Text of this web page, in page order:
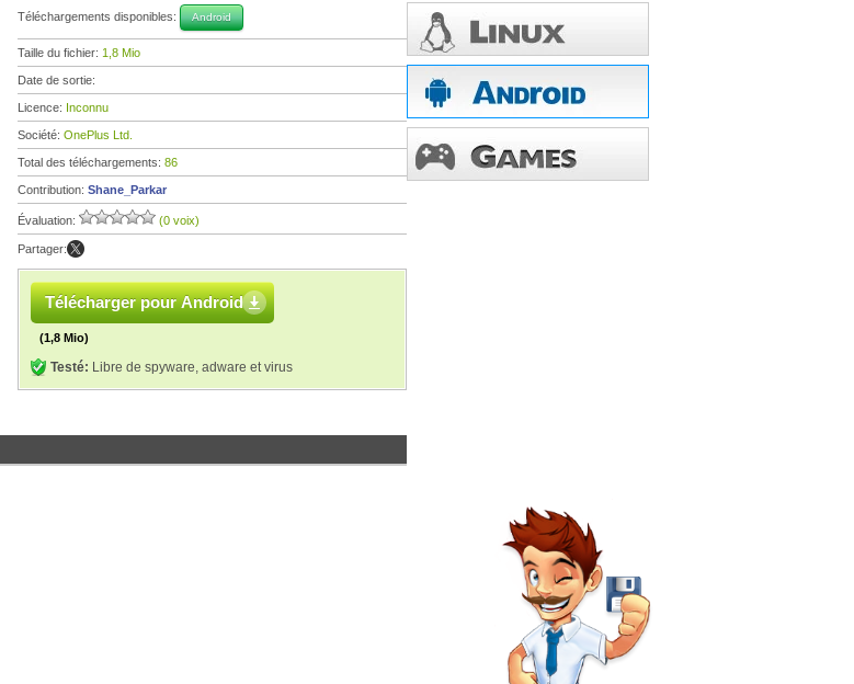
Téléchargements disponibles: Android
Taille du fichier: 1,8 Mio
Date de sortie:
Licence: Inconnu
Société: OnePlus Ltd.
Total des téléchargements: 86
Contribution: Shane_Parkar
Évaluation: (0 voix)
Partager:
Télécharger pour Android
(1,8 Mio)
Testé: Libre de spyware, adware et virus